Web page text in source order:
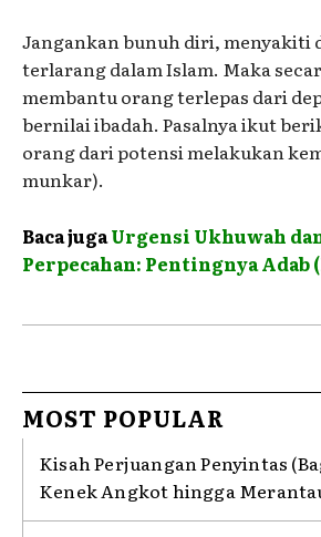
Jangankan bunuh diri, menyakiti
terlarang dalam Islam. Maka
membantu orang terlepas dari
bernilai ibadah. Pasalnya ikut
orang dari potensi melakukan
munkar).
Baca jugaUrgensi Ukhuwah
Perpecahan: Pentingnya Adab
MOST POPULAR
Kisah Perjuangan Penyintas
Kenek Angkot hingga